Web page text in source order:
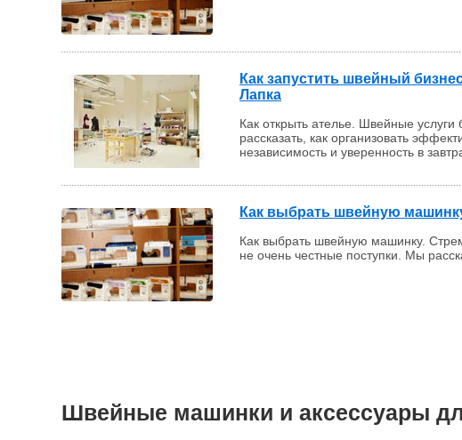
Как запустить швейный
Лапка
Как открыть ателье. Швейные
рассказать, как организовать
независимость и уверенность в
Как выбрать швейную
Как выбрать швейную машинку.
не очень честные поступки. Мы
Швейные машинки и аксессуары